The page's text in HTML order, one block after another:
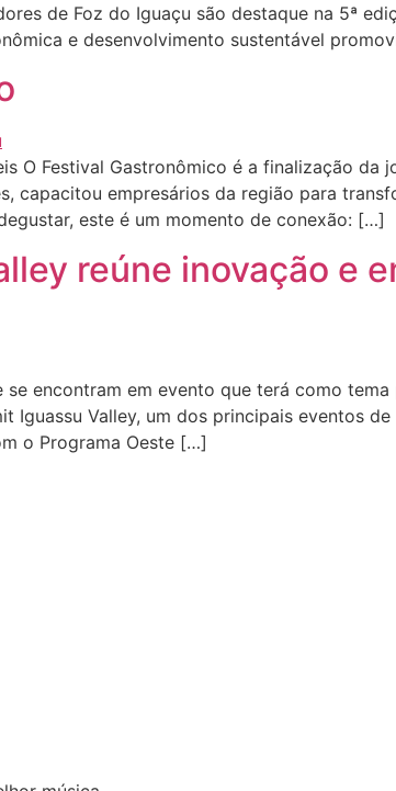
de Foz do Iguaçu são destaque na 5ª
e desenvolvimento sustentável
O Festival Gastronômico é a finalização
capacitou empresários da região para
este é um momento de conexão: […]
reúne inovação e
encontram em evento que terá como
Iguassu Valley, um dos principais eventos
o Programa Oeste […]